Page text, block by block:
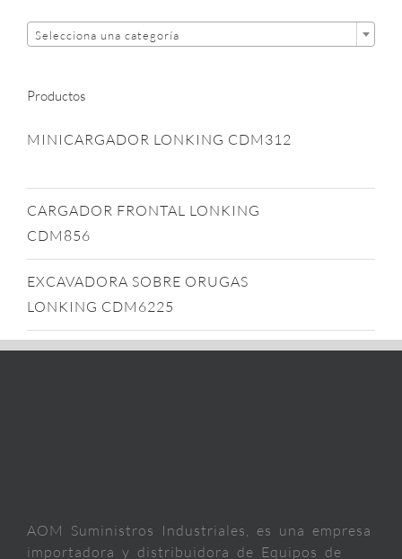
Selecciona una categoría
Productos
MINICARGADOR LONKING CDM312
CARGADOR FRONTAL LONKING
CDM856
EXCAVADORA SOBRE ORUGAS
LONKING CDM6225
AOM Suministros Industriales, es una empresa
importadora y distribuidora de Equipos de